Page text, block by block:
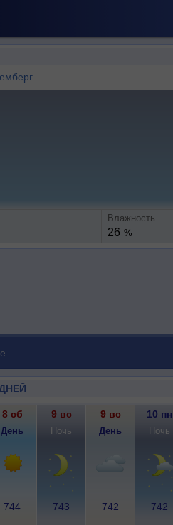
Влажность
26 %
8 сб 9 вс 9 вс 10 пн
День Ночь День Ночь
744 743 742 742